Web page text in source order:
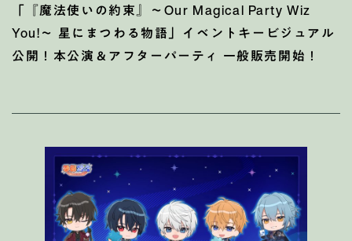
「『魔法使いの約束』～Our Magical Party Wiz
You!～ 星にまつわる物語」イベントキービジュアル
公開！本公演＆アフターパーティ 一般販売開始！